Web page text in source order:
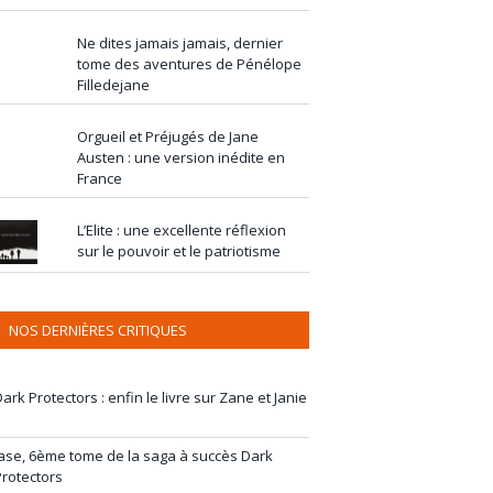
Ne dites jamais jamais, dernier
tome des aventures de Pénélope
Filledejane
Orgueil et Préjugés de Jane
Austen : une version inédite en
France
L’Elite : une excellente réflexion
sur le pouvoir et le patriotisme
NOS DERNIÈRES CRITIQUES
Protectors : enfin le livre sur Zane et Janie
6ème tome de la saga à succès Dark